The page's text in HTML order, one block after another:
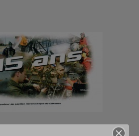
et le parcours de l’ancien